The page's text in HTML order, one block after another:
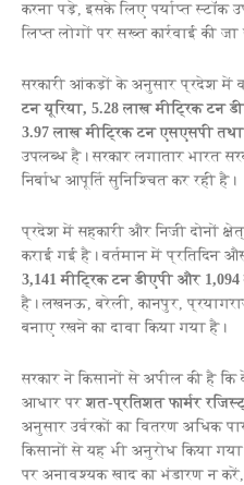
करना पड़े, इसके लिए पर्याप्त
लिप्त लोगों पर सख्त कार्रवाई की जा
सरकारी आंकड़ों के अनुसार प्रदेश में
टन यूरिया, 5.28 लाख मीट्रिक टन
3.97 लाख मीट्रिक टन एसएसपी
उपलब्ध है। सरकार लगातार भारत
निर्बाध आपूर्ति सुनिश्चित कर रही है।
प्रदेश में सहकारी और निजी दोनों
कराई गई है। वर्तमान में प्रतिदिन
3,141 मीट्रिक टन डीएपी और
है। लखनऊ, बरेली, कानपुर,
बनाए रखने का दावा किया गया है।
सरकार ने किसानों से अपील की है
आधार परशत-प्रतिशत फार्मर
अनुसार उर्वरकों का वितरण अधिक
किसानों से यह भी अनुरोध किया
पर अनावश्यक खाद का भंडारण न